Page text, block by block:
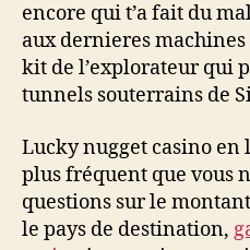
encore qui t’a fait du
aux dernieres
kit de l’explorateur qui
tunnels souterrains de
Lucky nugget casino en
plus fréquent que vous
questions sur le
le pays de destination,